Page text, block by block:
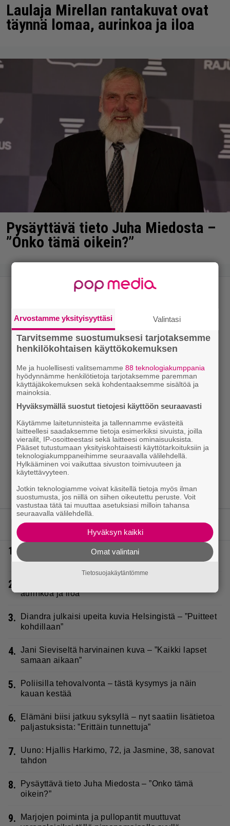
Laulaja Mirellan rantakuvat ovat
täynnä lomaa, aurinkoa ja iloa
Pysäyttävä tieto Juha Miedosta –
”Onko tämä oikein?”
LUETUIMMAT JUTUT
1.
Vappu Pimiä sai huonoa palvelua ravintolassa –
pettyi siellä kahteen asiaan
2.
aurinkoa ja iloa
3.
Diandra julkaisi upeita kuvia Helsingistä – ”Puitteet
kohdillaan”
4. Jani Sieviseltä harvinainen kuva – ”Kaikki lapset
samaan aikaan”
5.
Poliisilla tehovalvonta – tästä kysymys ja näin
kauan kestää
6.
Elämäni biisi jatkuu syksyllä – nyt saatiin lisätietoa
paljastuksista: ”Erittäin tunnettuja”
7.
Uuno: Hjallis Harkimo, 72, ja Jasmine, 38, sanovat
tahdon
8.
Pysäyttävä tieto Juha Miedosta – ”Onko tämä
oikein?”
9.
Marjojen poiminta ja pullopantit muuttuvat
Arvostamme yksityisyyttäsi Valintasi
Tarvitsemme suostumuksesi tarjotaksemme
henkilökohtaisen käyttökokemuksen
Me ja huolellisesti valitsemamme88 teknologiakumppania
hyödynnämme henkilötietoja tarjotaksemme paremman
käyttäjäkokemuksen sekä kohdentaaksemme sisältöä ja
mainoksia.
Hyväksymällä suostut tietojesi käyttöön seuraavasti
Käytämme laitetunnisteita ja tallennamme evästeitä
laitteellesi saadaksemme tietoja esimerkiksi sivuista, joilla
vierailit, IP-osoitteestasi sekä laitteesi ominaisuuksista.
Pääset tutustumaan yksityiskohtaisesti käyttötarkoituksiin ja
teknologiakumppaneihimme seuraavalla välilehdellä.
Hylkääminen voi vaikuttaa sivuston toimivuuteen ja
käytettävyyteen.
Jotkin teknologiamme voivat käsitellä tietoja myös ilman
suostumusta, jos niillä on siihen oikeutettu peruste. Voit
vastustaa tätä tai muuttaa asetuksiasi milloin tahansa
seuraavalla välilehdellä.
Hyväksyn kaikki
Omat valintani
Tietosuojakäytäntömme